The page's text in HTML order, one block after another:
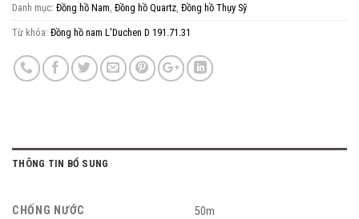
Danh mục: Đồng hồ Nam, Đồng hồ Quartz, Đồng hồ Thụy Sỹ
Từ khóa: Đồng hồ nam L'Duchen D 191.71.31
THÔNG TIN BỔ SUNG
CHỐNG NƯỚC 50m